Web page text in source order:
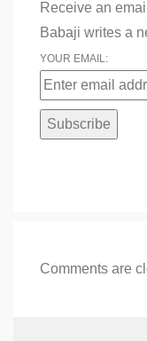
Receive an
Babaji writes a
YOUR EMAIL:
Comments are